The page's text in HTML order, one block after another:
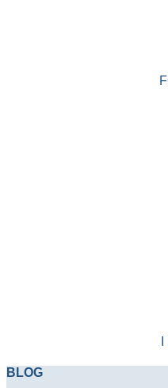
BLOG